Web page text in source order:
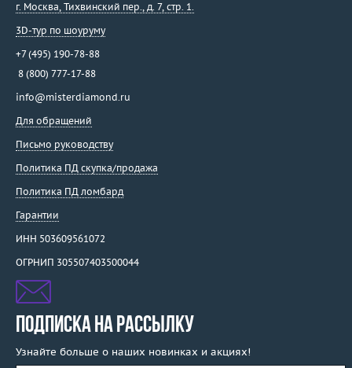
г. Москва, Тихвинский пер., д. 7, стр. 1.
3D-тур по шоуруму
+7 (495) 190-78-88
8 (800) 777-17-88
info@misterdiamond.ru
Для обращений
Письмо руководству
Политика ПД скупка/продажа
Политика ПД ломбард
Гарантии
ИНН 503609561072
ОГРНИП 305507403500044
ПОДПИСКА НА РАССЫЛКУ
Узнайте больше о наших новинках и акциях!